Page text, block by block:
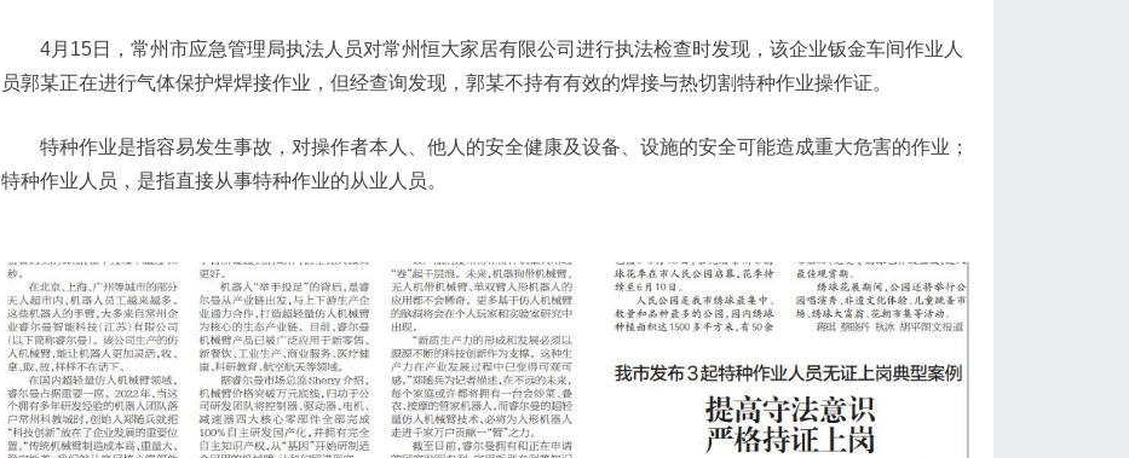
4月15日，常州市应急管理局执法人员对常州恒大家居有限公司进行执法检查时发现，该企业钣金车间作业人
员郭某正在进行气体保护焊焊接作业，但经查询发现，郭某不持有有效的焊接与热切割特种作业操作证。
特种作业是指容易发生事故，对操作者本人、他人的安全健康及设备、设施的安全可能造成重大危害的作业；
特种作业人员，是指直接从事特种作业的从业人员。